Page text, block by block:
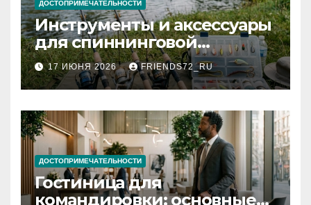
ДОСТОПРИМЕЧАТЕЛЬНОСТИ
Инструменты и аксессуары
для спиннинговой
рыбалки: назначение и
типы
17 ИЮНЯ 2026 FRIENDS72_RU
ДОСТОПРИМЕЧАТЕЛЬНОСТИ
Гостиница для
командировки: основные